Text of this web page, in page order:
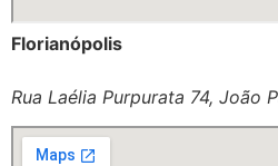
Florianópolis
Rua Laélia Purpurata 74, João